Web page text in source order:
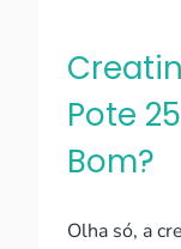
Pote
Bom?
Olha só, a